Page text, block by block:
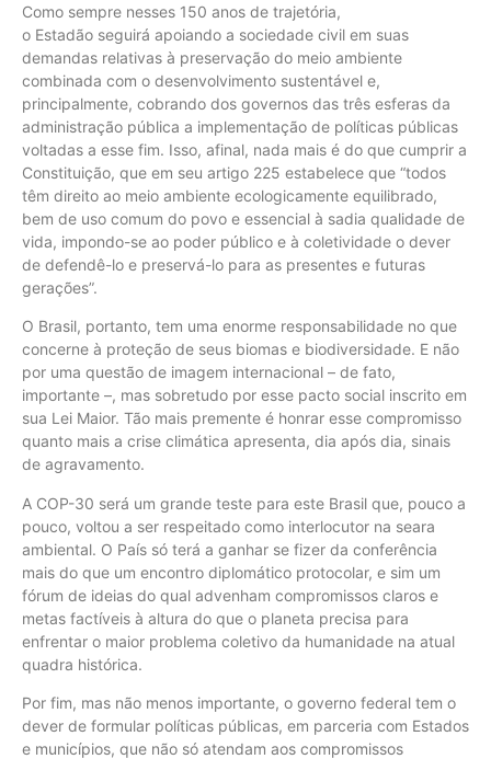
Como sempre nesses 150 anos de trajetória,
o Estadão seguirá apoiando a sociedade civil em suas
demandas relativas à preservação do meio ambiente
combinada com o desenvolvimento sustentável e,
principalmente, cobrando dos governos das três esferas da
administração pública a implementação de políticas públicas
voltadas a esse fim. Isso, afinal, nada mais é do que cumprir a
Constituição, que em seu artigo 225 estabelece que “todos
têm direito ao meio ambiente ecologicamente equilibrado,
bem de uso comum do povo e essencial à sadia qualidade de
vida, impondo-se ao poder público e à coletividade o dever
de defendê-lo e preservá-lo para as presentes e futuras
gerações”.
O Brasil, portanto, tem uma enorme responsabilidade no que
concerne à proteção de seus biomas e biodiversidade. E não
por uma questão de imagem internacional – de fato,
importante –, mas sobretudo por esse pacto social inscrito em
sua Lei Maior. Tão mais premente é honrar esse compromisso
quanto mais a crise climática apresenta, dia após dia, sinais
de agravamento.
A COP-30 será um grande teste para este Brasil que, pouco a
pouco, voltou a ser respeitado como interlocutor na seara
ambiental. O País só terá a ganhar se fizer da conferência
mais do que um encontro diplomático protocolar, e sim um
fórum de ideias do qual advenham compromissos claros e
metas factíveis à altura do que o planeta precisa para
enfrentar o maior problema coletivo da humanidade na atual
quadra histórica.
Por fim, mas não menos importante, o governo federal tem o
dever de formular políticas públicas, em parceria com Estados
e municípios, que não só atendam aos compromissos